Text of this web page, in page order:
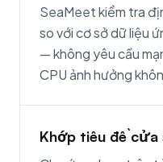
SeaMeet kiểm tra
so với cơ sở dữ liệu
— không yêu cầu
CPU ảnh hưởng
Khớp tiêu đề cửa